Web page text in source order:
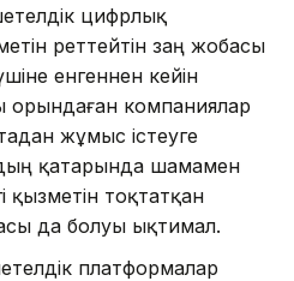
цифрлық
реттейтін заң жобасы
енгеннен кейін
орындаған компаниялар
жұмыс істеуге
қатарында шамамен
қызметін тоқтатқан
да болуы ықтимал.
платформалар